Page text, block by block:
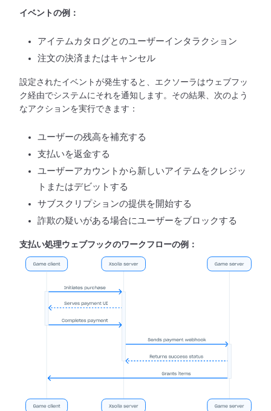
イベントの例：
アイテムカタログとのユーザーインタラクション
注文の決済またはキャンセル
設定されたイベントが発生すると、エクソーラはウェブフッ
ク経由でシステムにそれを通知します。その結果、次のよう
なアクションを実行できます：
ユーザーの残高を補充する
支払いを返金する
ユーザーアカウントから新しいアイテムをクレジッ
トまたはデビットする
サブスクリプションの提供を開始する
詐欺の疑いがある場合にユーザーをブロックする
支払い処理ウェブフックのワークフローの例：